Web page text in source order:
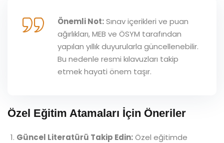
Önemli Not:Sınav içerikleri ve puan
ağırlıkları, MEB ve ÖSYM tarafından
yapılan yıllık duyurularla güncellenebilir.
Bu nedenle resmi kılavuzları takip
etmek hayati önem taşır.
Özel Eğitim Atamaları İçin Öneriler
Güncel Literatürü Takip Edin:Özel eğitimde